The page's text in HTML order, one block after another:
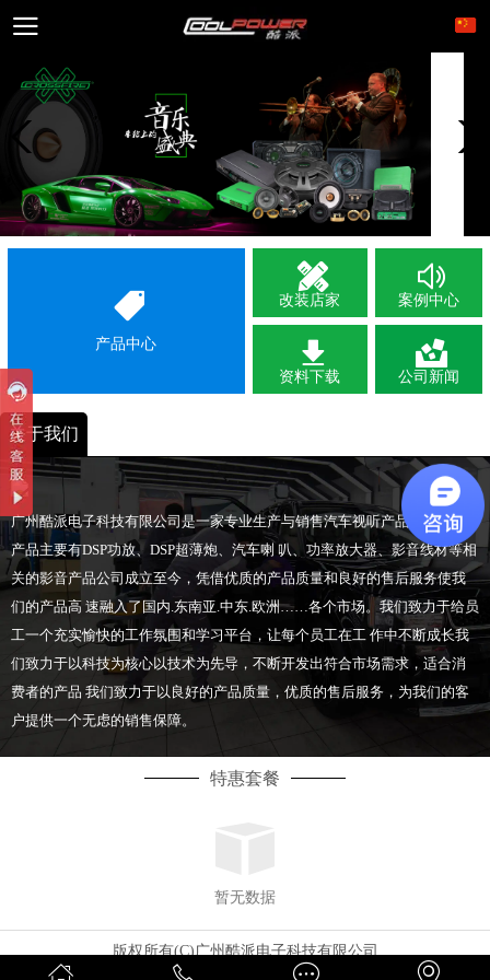
产品中心
改装店家 案例中心
资料下载 公司新闻
关于我们
广州酷派电子科技有限公司是一家专业生产与销售汽车视听产品的企业、
产品主要有DSP功放、DSP超薄炮、汽车喇 叭、功率放大器、影音线材等相
关的影音产品公司成立至今，凭借优质的产品质量和良好的售后服务使我
们的产品高 速融入了国内.东南亚.中东.欧洲……各个市场。我们致力于给员
工一个充实愉快的工作氛围和学习平台，让每个员工在工 作中不断成长我
们致力于以科技为核心以技术为先导，不断开发出符合市场需求，适合消
费者的产品 我们致力于以良好的产品质量，优质的售后服务，为我们的客
户提供一个无虑的销售保障。
特惠套餐
暂无数据
版权所有(C)广州酷派电子科技有限公司